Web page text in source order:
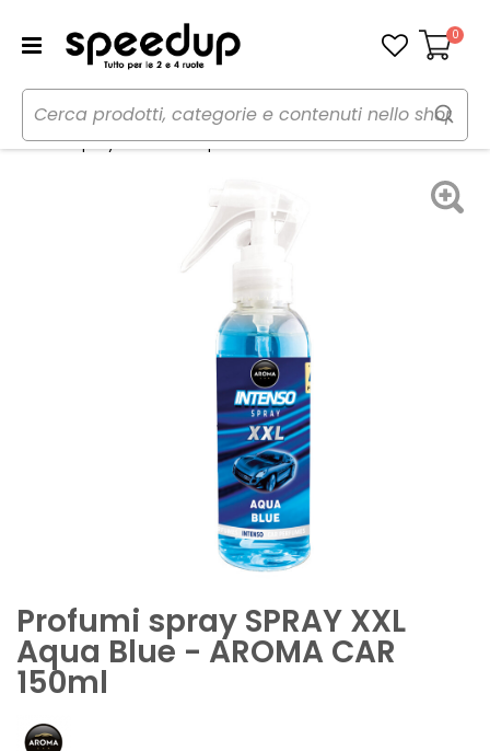
Carrello
0
Home Auto Cura dell'auto
Profumi
Profumi spray SPRAY XXL Aqua Blue - AROMA CAR
Profumi spray SPRAY XXL
Aqua Blue - AROMA CAR
150ml